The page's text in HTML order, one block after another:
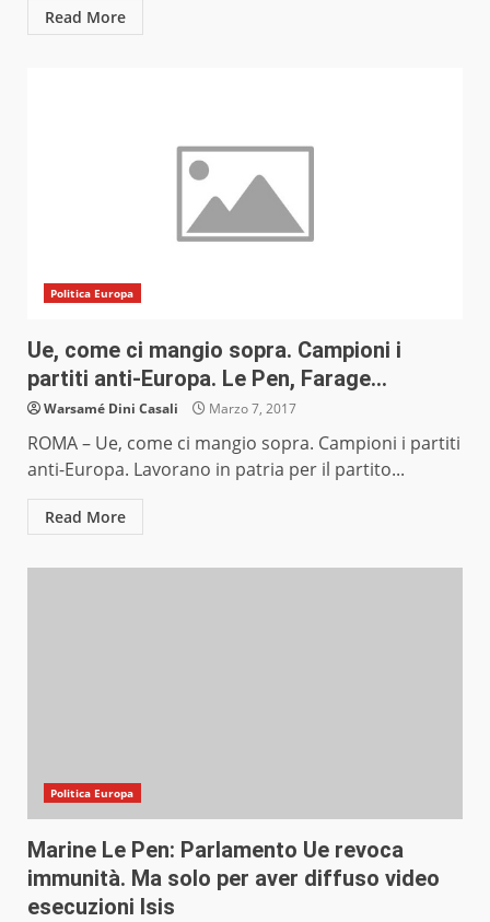
Read More
Politica Europa
Ue, come ci mangio sopra. Campioni i
partiti anti-Europa. Le Pen, Farage…
Warsamé Dini Casali Marzo 7, 2017
ROMA – Ue, come ci mangio sopra. Campioni i partiti
anti-Europa. Lavorano in patria per il partito...
Read More
Politica Europa
Marine Le Pen: Parlamento Ue revoca
immunità. Ma solo per aver diffuso video
esecuzioni Isis